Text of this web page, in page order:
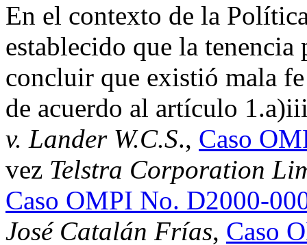
En el contexto de la
establecido que la tenencia
concluir que existió mala
de acuerdo al artículo
v. Lander W.C.S., Caso
vez Telstra Corporation
Caso OMPI No. D2000-
José Catalán Frías, Caso